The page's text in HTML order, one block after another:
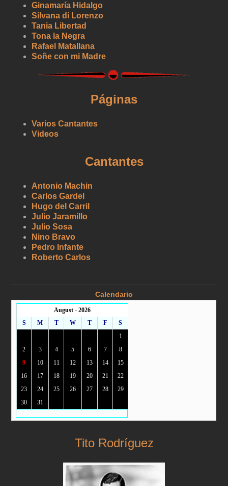
Ginamaría Hidalgo
Silvana di Lorenzo
Tania Libertad
Tona la Negra
Rafael Matallana
Soñe con mi Madre
Páginas
Varios Cantantes
Videos
Cantantes
Antonio Machin
Carlos Gardel
Hugo del Carril
Julio Jaramillo
Julio Sosa
Nino Bravo
Pedro Infante
Roberto Carlos
Calendario
August - 2026
S
M T W T F
S
1
2
3 4 5 6 7
8
9
10 11 12 13 14
15
16
17 18 19 20 21
22
23
24 25 26 27 28
29
30
31
Tito Rodríguez